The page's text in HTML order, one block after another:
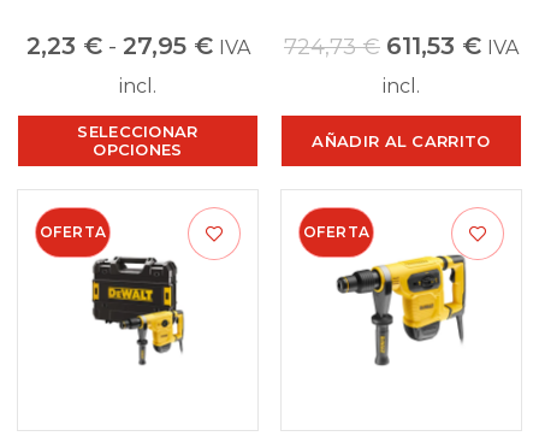
2,23 € - 27,95 € IVA
incl.
SELECCIONAR
OPCIONES
724,73€ 611,53 € IVA
incl.
AÑADIR AL CARRITO
OFERTA OFERTA